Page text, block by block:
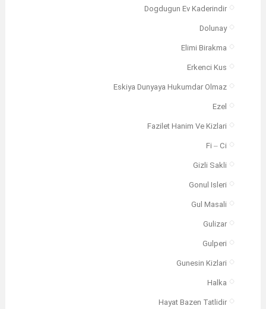
Dogdugun Ev Kaderindir
Dolunay
Elimi Birakma
Erkenci Kus
Eskiya Dunyaya Hukumdar Olmaz
Ezel
Fazilet Hanim Ve Kizlari
Fi – Ci
Gizli Sakli
Gonul Isleri
Gul Masali
Gulizar
Gulperi
Gunesin Kizlari
Halka
Hayat Bazen Tatlidir